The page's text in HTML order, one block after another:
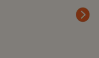
Next